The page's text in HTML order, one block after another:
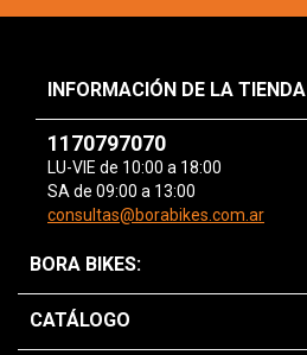
INFORMACIÓN DE LA TIENDA
1170797070
LU-VIE de 10:00 a 18:00
SA de 09:00 a 13:00
consultas@borabikes.com.ar
BORA BIKES:
CATÁLOGO